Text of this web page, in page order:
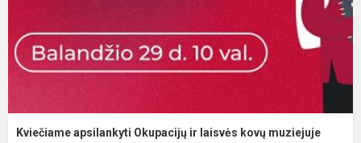
Kviečiame apsilankyti Okupacijų ir laisvės kovų muziejuje